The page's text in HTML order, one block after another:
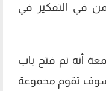
في التفكير في
أنه تم فتح باب
تقوم مجموعة